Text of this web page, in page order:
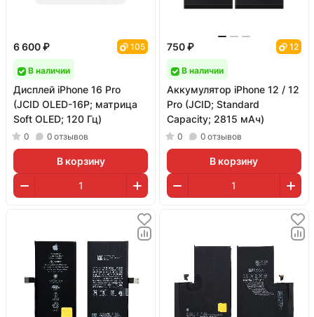
6 600 ₽ 105
В наличии
Дисплей iPhone 16 Pro
(JCID OLED-16P; матрица
Soft OLED; 120 Гц)
0 0 отзывов
В корзину
750 ₽ 12
В наличии
Аккумулятор iPhone 12 / 12
Pro (JCID; Standard
Capacity; 2815 мАч)
0 0 отзывов
В корзину